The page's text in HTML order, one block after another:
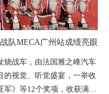
队MECA广州站成绩亮眼
烧战车，由法国雅之峰汽车
的视觉、听觉盛宴，一举收
军》等12个奖项，收获满